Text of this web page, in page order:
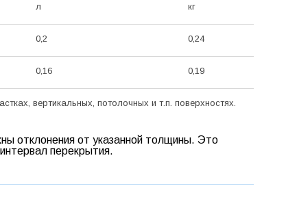
л кг
0,2 0,24
0,16 0,19
вертикальных, потолочных и т.п. поверхностях.
отклонения от указанной толщины. Это
перекрытия.